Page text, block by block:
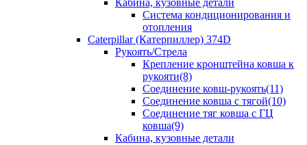
Кабина, кузовные детали
Система кондиционирования и
отопления
Caterpillar (Катерпиллер) 374D
Рукоять/Стрела
Крепление кронштейна ковша к
рукояти(8)
Соединение ковш-рукоять(11)
Соединение ковша с тягой(10)
Соединение тяг ковша с ГЦ
ковша(9)
Кабина, кузовные детали